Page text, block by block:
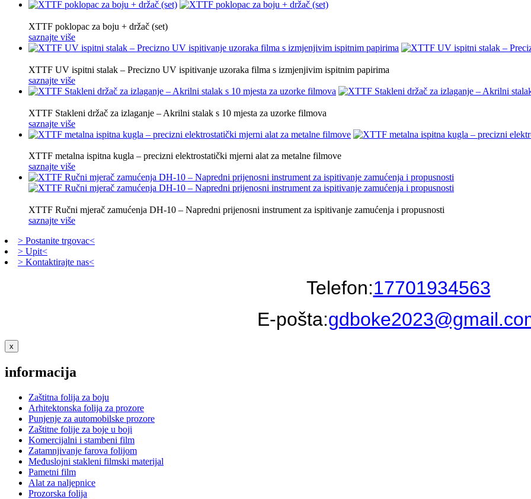
XTTF poklopac za boju + držač (set)
saznajte više
XTTF UV ispitni stalak – Precizno UV ispitivanje uzoraka filma s izmjenjivim ispitnim papirima
saznajte više
XTTF Stakleni držač za izlaganje – Akrilni stalak s 10 mjesta za uzorke filmova
saznajte više
XTTF metalna ispitna kugla – precizni elektrostatički mjerni alat za metalne filmove
saznajte više
XTTF Ručni mjerač zamućenja DH-10 – Napredni prijenosni instrument za ispitivanje zamućenja i propusnosti
saznajte više
> Postanite trgovac<
> Upit<
> Kontaktirajte nas<
Telefon:17701934563
E-pošta:
x
informacija
Zaštitna folija za boju
Arhitektonska folija za prozore
Punjenje za automobilske prozore
Zaštitne folije za boje u boji
Komercijalni i stambeni film
Zatamnjivanje farova folijom
Međuslojni stakleni filmski materijal
Pametni film
Alat za naljepnice
Prozorska folija